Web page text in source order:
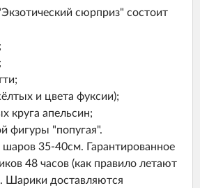
сюрприз" состоит
и цвета фуксии);
круга апельсин;
фигуры "попугая".
шаров 35-40см. Гарантированное
48 часов (как правило летают
Шарики доставляются